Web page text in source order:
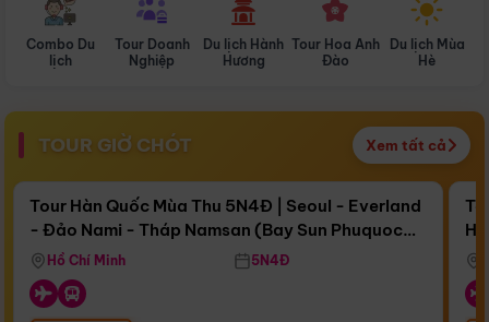
Combo Du
lịch
Tour Doanh
Nghiệp
Du lịch Hành
Hương
Tour Hoa Anh
Đào
Du lịch Mùa
Hè
TOUR GIỜ CHÓT Xem tất cả
Còn17 ngày 05:29:15
Bay Sun Phuquoc Airways
Điểm nổi bật
Tour Hàn Quốc Mùa Thu 5N4Đ | Seoul - Everland
- Đảo Nami - Tháp Namsan (Bay Sun Phuquoc
Airways)
Hồ Chí Minh 5N4Đ